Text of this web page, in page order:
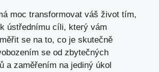
moc transformovat váš život tím,
ústřednímu cíli, který vám
se na to, co je skutečně
se od zbytečných
a zaměřením na jediný úkol